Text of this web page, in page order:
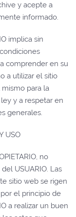
y acepte a
informado.
implica sin
comprender en su
a utilizar el sitio
para la
y a respetar en
generales.
USO
no
USUARIO. Las
sitio web se rigen
el principio de
a realizar un buen